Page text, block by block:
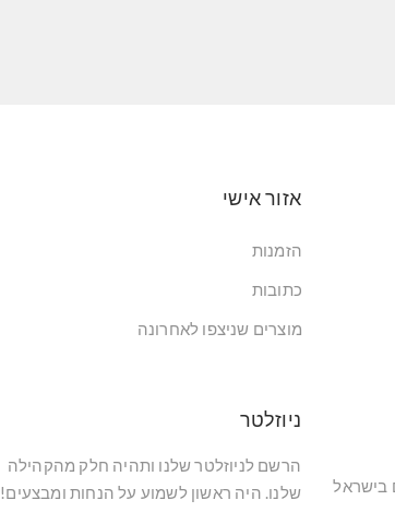
אזור אישי
הזמנות
כתובות
מוצרים שניצפו לאחרונה
ניוזלטר
הרשם לניוזלטר שלנו ותהיה חלק מהקהילה
שלנו. היה ראשון לשמוע על הנחות ומבצעים!